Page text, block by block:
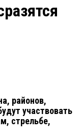
районов,
участвовать
стрельбе,